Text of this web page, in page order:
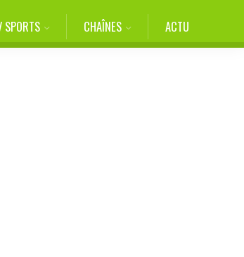
SPORTS CHAÎNES ACTU